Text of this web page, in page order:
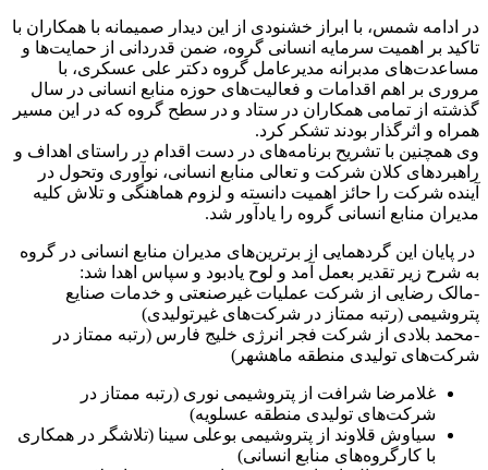
در ادامه شمس، با ابراز خشنودی از این دیدار صمیمانه با همکاران با
تاکید بر اهمیت سرمایه انسانی گروه، ضمن قدردانی از حمایت‌ها و
مساعدت‌های مدبرانه مدیرعامل گروه دکتر علی عسکری، با
مروری بر اهم اقدامات و فعالیت‌های حوزه منابع انسانی در سال
گذشته از تمامی همکاران در ستاد و در سطح گروه که در این مسیر
همراه و اثرگذار بودند تشکر کرد.
وی همچنین با تشریح برنامه‌های در دست اقدام در راستای اهداف و
راهبردهای کلان شرکت و تعالی منابع انسانی، نوآوری وتحول در
آینده شرکت را حائز اهمیت دانسته و لزوم هماهنگی و تلاش کلیه
مدیران منابع انسانی گروه را یادآور شد.
در پایان این گردهمایی از برترین‌های مدیران منابع انسانی در گروه
به شرح زیر تقدیر بعمل آمد و لوح یادبود و سپاس اهدا شد:
-مالک رضایی از شرکت عملیات غیرصنعتی و خدمات صنایع
پتروشیمی (رتبه ممتاز در شرکت‌های غیرتولیدی)
-محمد بلادی از شرکت فجر انرژی خلیج فارس (رتبه ممتاز در
شرکت‌های تولیدی منطقه ماهشهر)
غلامرضا شرافت از پتروشیمی نوری (رتبه ممتاز در
شرکت‌های تولیدی منطقه عسلویه)
سیاوش قلاوند از پتروشیمی بوعلی سینا (تلاشگر در همکاری
با کارگروه‌های منابع انسانی)